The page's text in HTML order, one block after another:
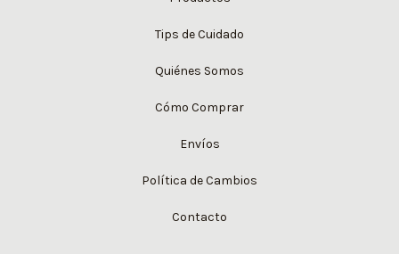
Tips de Cuidado
Quiénes Somos
Cómo Comprar
Envíos
Política de Cambios
Contacto